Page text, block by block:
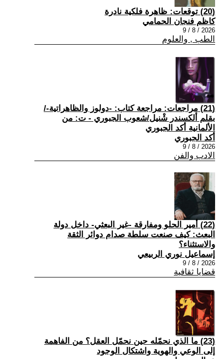
(20) توقعات: ظاهرة فلكية نادرة
كاظم فنجان الحمامي
2026 / 8 / 9
الطب , والعلوم
(21) مراجعات: مراجعة كتاب: -دولوز والظاهراتية-/
بقلم ألكسندر شْنيل/شعوب الجبوري - ت: من
الألمانية أكد الجبوري
أكد الجبوري
2026 / 8 / 9
الادب والفن
(22) أمير الحلو ومفارقة -غير البعثي- داخل دولة
البعث: كيف صنعت سلطة صدام دوائر الثقة
والاستثناء؟
إسماعيل نوري الربيعي
2026 / 8 / 9
قضايا ثقافية
(23) ما الذي نحمّله حين نحمّل العقل؟ من الفاهمة
إلى الوعي والهوية واشتكال الوجود